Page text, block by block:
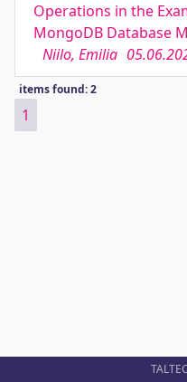
Operations in the
MongoDB Database
Niilo, Emilia
items found: 2
1